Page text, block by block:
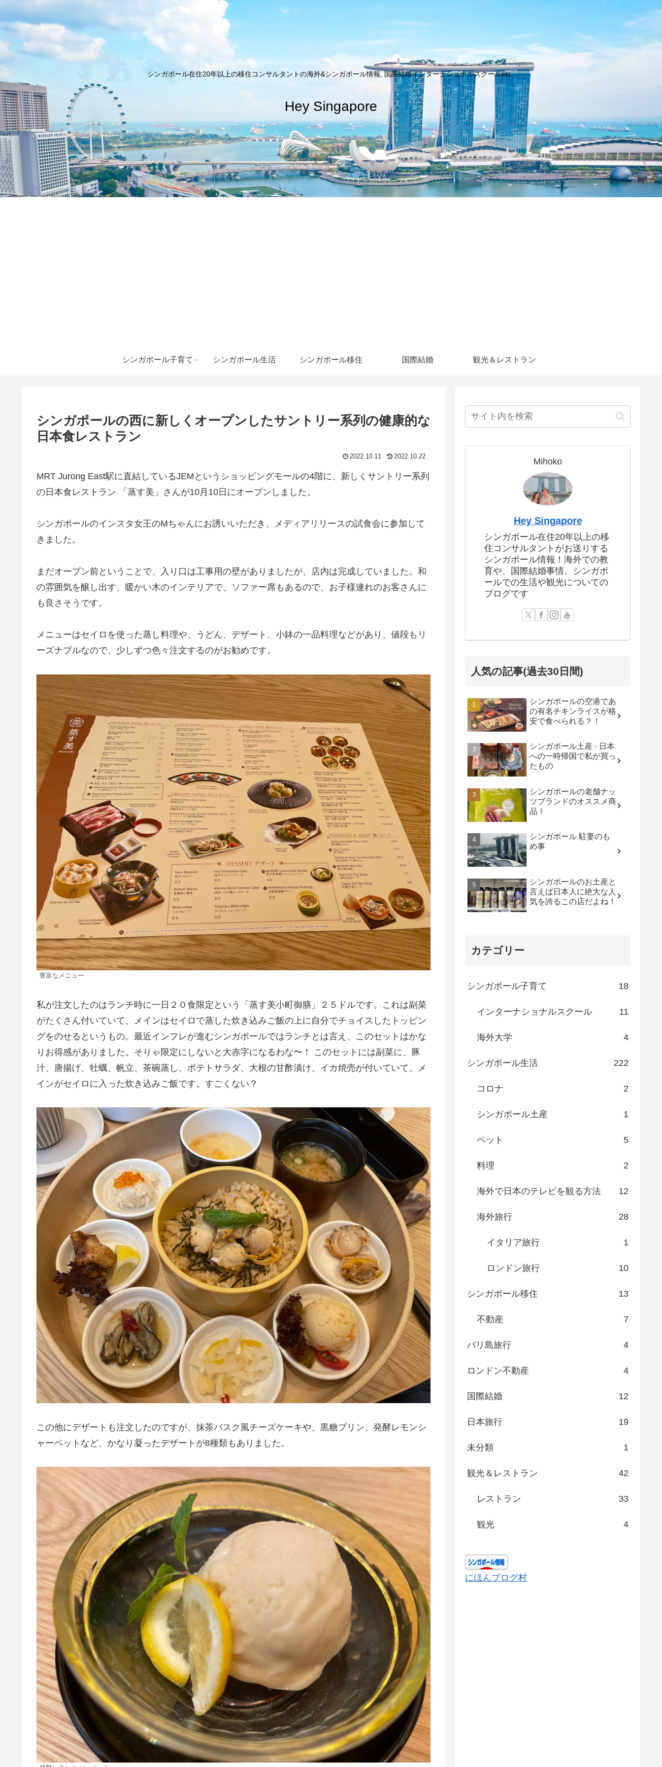
シンガポール在住20年以上の移住コンサルタントの海外&シンガポール情報, 国際結婚インターナショナルスクールetc..
Hey Singapore
シンガポール子育て シンガポール生活 シンガポール移住 国際結婚 観光＆レストラン
シンガポールの西に新しくオープンしたサントリー系列の健康的な
日本食レストラン
2022.10.11 2022.10.22
MRT Jurong East駅に直結しているJEMというショッピングモールの4階に、新しくサントリー系列
の日本食レストラン 「蒸す美」さんが10月10日にオープンしました。
シンガポールのインスタ女王のMちゃんにお誘いいただき、メディアリリースの試食会に参加して
きました。
まだオープン前ということで、入り口は工事用の壁がありましたが、店内は完成していました。和
の雰囲気を醸し出す、暖かい木のインテリアで、ソファー席もあるので、お子様連れのお客さんに
も良さそうです。
メニューはセイロを使った蒸し料理や、うどん、デザート、小鉢の一品料理などがあり、値段もリ
ーズナブルなので、少しずつ色々注文するのがお勧めです。
豊富なメニュー
私が注文したのはランチ時に一日２０食限定という「蒸す美小町御膳」２５ドルです。これは副菜
がたくさん付いていて、メインはセイロで蒸した炊き込みご飯の上に自分でチョイスしたトッピン
グをのせるというもの。最近インフレが進むシンガポールではランチとは言え、このセットはかな
りお得感がありました。そりゃ限定にしないと大赤字になるわな〜！ このセットには副菜に、豚
汁、唐揚げ、牡蠣、帆立、茶碗蒸し、ポテトサラダ、大根の甘酢漬け、イカ焼売が付いていて、メ
インがセイロに入った炊き込みご飯です。すごくない？
この他にデザートも注文したのですが、抹茶バスク風チーズケーキや、黒糖プリン、発酵レモンシ
ャーベットなど、かなり凝ったデザートが8種類もありました。
Mihoko
Hey Singapore
シンガポール在住20年以上の移
住コンサルタントがお送りする
シンガポール情報！海外での教
育や、国際結婚事情、シンガポ
ールでの生活や観光についての
ブログです
人気の記事(過去30日間)
シンガポールの空港であ
の有名チキンライスが格
安で食べられる？！
シンガポール土産 - 日本
への一時帰国で私が買っ
たもの
シンガポールの老舗ナッ
ツブランドのオススメ商
品！
シンガポール 駐妻のも
め事
シンガポールのお土産と
言えば日本人に絶大な人
気を誇るこの店だよね！
カテゴリー
シンガポール子育て 18
インターナショナルスクール 11
海外大学 4
シンガポール生活 222
コロナ 2
シンガポール土産 1
ペット 5
料理 2
海外で日本のテレビを観る方法 12
海外旅行 28
イタリア旅行 1
ロンドン旅行 10
シンガポール移住 13
不動産 7
バリ島旅行 4
ロンドン不動産 4
国際結婚 12
日本旅行 19
未分類 1
観光＆レストラン 42
レストラン 33
観光 4
にほんブログ村